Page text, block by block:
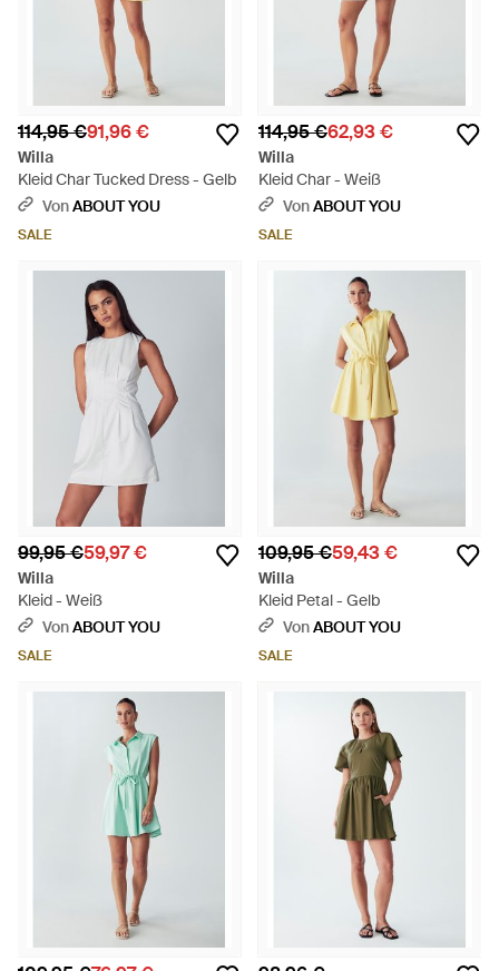
114,95 €91,96 €
Willa
Kleid Char Tucked Dress - Gelb
VonABOUT YOU
SALE
114,95 €62,93 €
Willa
Kleid Char - Weiß
VonABOUT YOU
SALE
99,95 €59,97 €
Willa
Kleid - Weiß
VonABOUT YOU
SALE
109,95 €59,43 €
Willa
Kleid Petal - Gelb
VonABOUT YOU
SALE